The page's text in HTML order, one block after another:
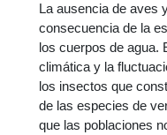
La ausencia de aves
consecuencia de la
los cuerpos de agua.
climática y la
los insectos que
de las especies de
que las poblaciones